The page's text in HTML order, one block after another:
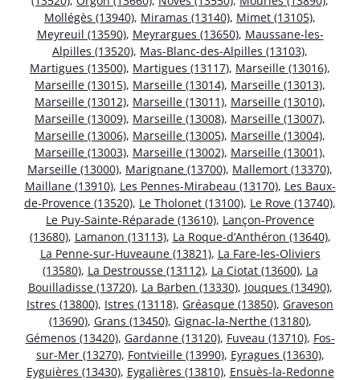
Mollégès (13940), Miramas (13140), Mimet (13105),
Meyreuil (13590), Meyrargues (13650), Maussane-les-
Alpilles (13520), Mas-Blanc-des-Alpilles (13103),
Martigues (13500), Martigues (13117), Marseille (13016),
Marseille (13015), Marseille (13014), Marseille (13013),
Marseille (13012), Marseille (13011), Marseille (13010),
Marseille (13009), Marseille (13008), Marseille (13007),
Marseille (13006), Marseille (13005), Marseille (13004),
Marseille (13003), Marseille (13002), Marseille (13001),
Marseille (13000), Marignane (13700), Mallemort (13370),
Maillane (13910), Les Pennes-Mirabeau (13170), Les Baux-
de-Provence (13520), Le Tholonet (13100), Le Rove (13740),
Le Puy-Sainte-Réparade (13610), Lançon-Provence
(13680), Lamanon (13113), La Roque-d’Anthéron (13640),
La Penne-sur-Huveaune (13821), La Fare-les-Oliviers
(13580), La Destrousse (13112), La Ciotat (13600), La
Bouilladisse (13720), La Barben (13330), Jouques (13490),
Istres (13800), Istres (13118), Gréasque (13850), Graveson
(13690), Grans (13450), Gignac-la-Nerthe (13180),
Gémenos (13420), Gardanne (13120), Fuveau (13710), Fos-
sur-Mer (13270), Fontvieille (13990), Eyragues (13630),
Eyguières (13430), Eygalières (13810), Ensuès-la-Redonne